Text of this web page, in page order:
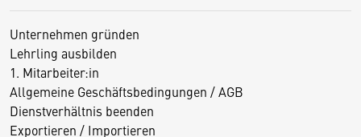
Unternehmen gründen
Lehrling ausbilden
1. Mitarbeiter:in
Allgemeine Geschäftsbedingungen / AGB
Dienstverhältnis beenden
Exportieren / Importieren